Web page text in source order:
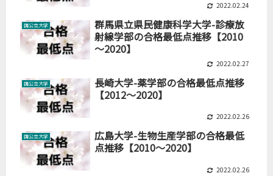
2022.02.24
国公立大学
群馬県立県民健康科学大学-診療放
射線学部の合格最低点推移【2010
～2020】
2022.02.27
国公立大学
長崎大学-薬学部の合格最低点推移
【2012～2020】
2022.02.26
国公立大学
広島大学-生物生産学部の合格最低
点推移【2010～2020】
2022.02.26